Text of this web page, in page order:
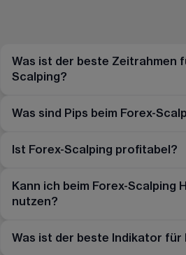
Was ist der beste Zeitrahmen
Scalping?
Was sind Pips beim Forex-
Ist Forex-Scalping profitabel?
Kann ich beim Forex-Scalping
nutzen?
Was ist der beste Indikator für